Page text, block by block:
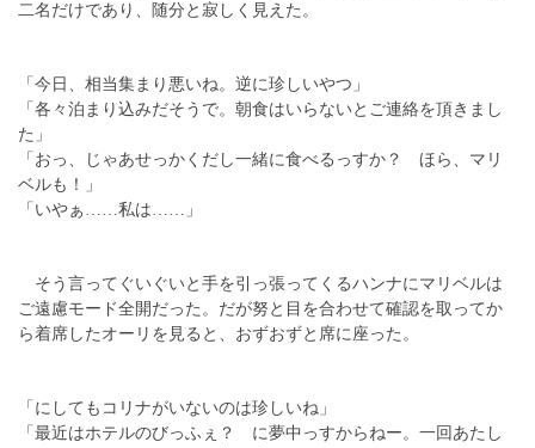
二名だけであり、随分と寂しく見えた。
「今日、相当集まり悪いね。逆に珍しいやつ」
「各々泊まり込みだそうで。朝食はいらないとご連絡を頂きまし
た」
「おっ、じゃあせっかくだし一緒に食べるっすか？ ほら、マリ
ベルも！」
「いやぁ……私は……」
そう言ってぐいぐいと手を引っ張ってくるハンナにマリベルは
ご遠慮モード全開だった。だが努と目を合わせて確認を取ってか
ら着席したオーリを見ると、おずおずと席に座った。
「にしてもコリナがいないのは珍しいね」
「最近はホテルのびっふぇ？ に夢中っすからねー。一回あたし